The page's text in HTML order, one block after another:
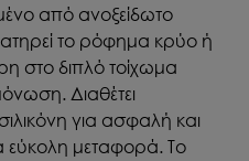
από ανοξείδωτο
το ρόφημα κρύο ή
στο διπλό τοίχωμα
Διαθέτει
για ασφαλή και
εύκολη μεταφορά. Το